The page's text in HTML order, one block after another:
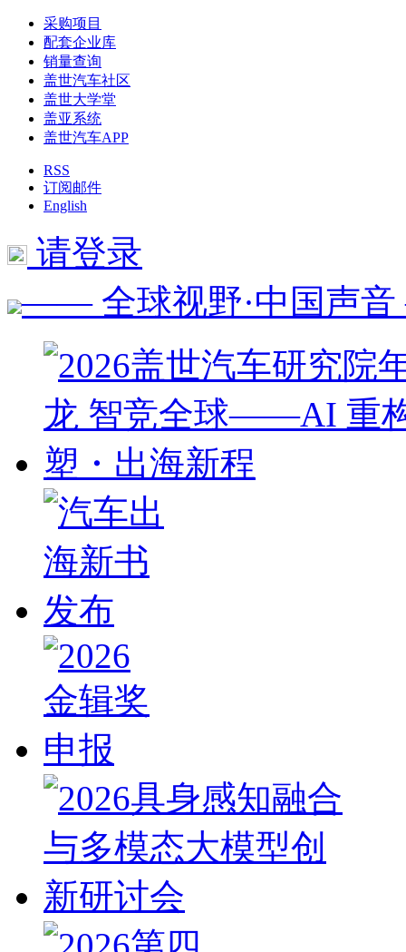
采购项目
配套企业库
销量查询
盖世汽车社区
盖世大学堂
盖亚系统
盖世汽车APP
RSS
订阅邮件
English
请登录
—— 全球视野·中国声